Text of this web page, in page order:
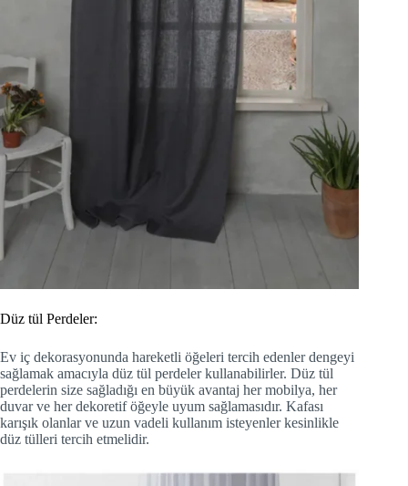
Düz tül Perdeler:
Ev iç dekorasyonunda hareketli öğeleri tercih edenler dengeyi
sağlamak amacıyla düz tül perdeler kullanabilirler. Düz tül
perdelerin size sağladığı en büyük avantaj her mobilya, her
duvar ve her dekoretif öğeyle uyum sağlamasıdır. Kafası
karışık olanlar ve uzun vadeli kullanım isteyenler kesinlikle
düz tülleri tercih etmelidir.